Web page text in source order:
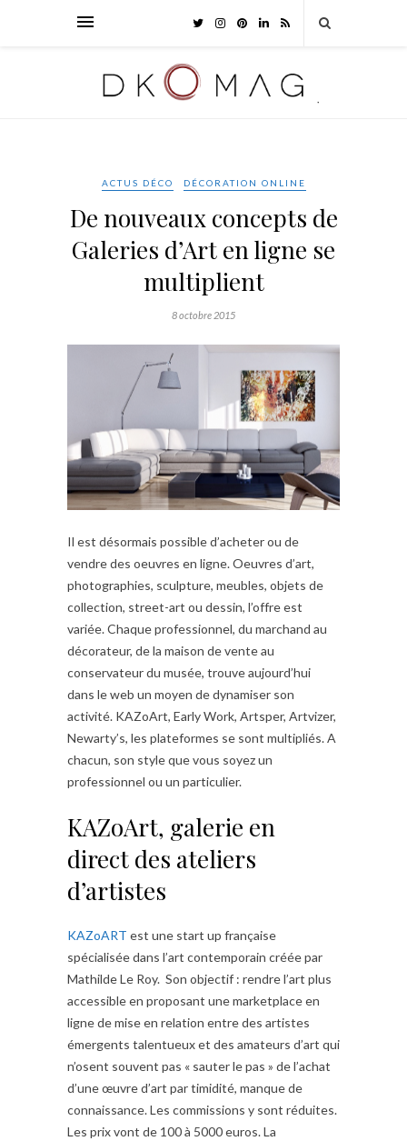
ACTUS DÉCO DÉCORATION ONLINE
De nouveaux concepts de
Galeries d’Art en ligne se
multiplient
8 octobre 2015
Il est désormais possible d’acheter ou de
vendre des oeuvres en ligne. Oeuvres d’art,
photographies, sculpture, meubles, objets de
collection, street-art ou dessin, l’offre est
variée. Chaque professionnel, du marchand au
décorateur, de la maison de vente au
conservateur du musée, trouve aujourd’hui
dans le web un moyen de dynamiser son
activité. KAZoArt, Early Work, Artsper, Artvizer,
Newarty’s, les plateformes se sont multipliés. A
chacun, son style que vous soyez un
professionnel ou un particulier.
KAZoArt, galerie en
direct des ateliers
d’artistes
KAZoART est une start up française
spécialisée dans l’art contemporain créée par
Mathilde Le Roy. Son objectif : rendre l’art plus
accessible en proposant une marketplace en
ligne de mise en relation entre des artistes
émergents talentueux et des amateurs d’art qui
n’osent souvent pas « sauter le pas » de l’achat
d’une œuvre d’art par timidité, manque de
connaissance. Les commissions y sont réduites.
Les prix vont de 100 à 5000 euros. La